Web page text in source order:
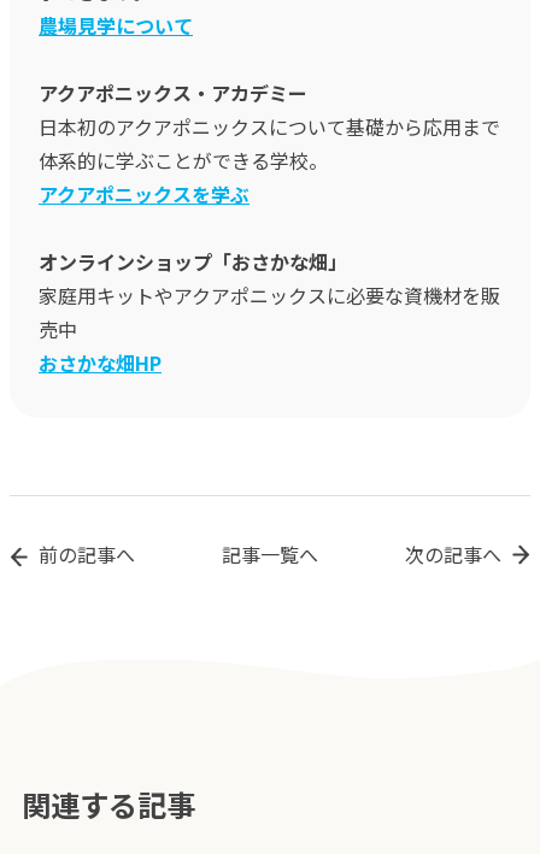
農場見学について
アクアポニックス・アカデミー
日本初のアクアポニックスについて基礎から応用まで
体系的に学ぶことができる学校。
アクアポニックスを学ぶ
オンラインショップ「おさかな畑」
家庭用キットやアクアポニックスに必要な資機材を販
売中
おさかな畑HP
前の記事へ 記事一覧へ 次の記事へ
関連する記事